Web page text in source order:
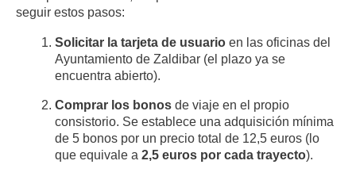
seguir estos pasos:
Solicitar la tarjeta de usuario en las oficinas del
Ayuntamiento de Zaldibar (el plazo ya se
encuentra abierto).
Comprar los bonos de viaje en el propio
consistorio. Se establece una adquisición mínima
de 5 bonos por un precio total de 12,5 euros (lo
que equivale a2,5 euros por cada trayecto).